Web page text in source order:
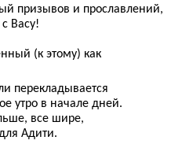
призывов и прославлений,
Васу!
(к этому) как
перекладывается
утро в начале дней.
все шире,
Адити.